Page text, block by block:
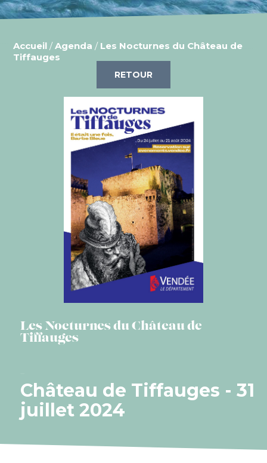
Accueil /Agenda / Les Nocturnes du Château de
Tiffauges
RETOUR
Les Nocturnes du Château de
Tiffauges
Château de Tiffauges - 31
juillet 2024